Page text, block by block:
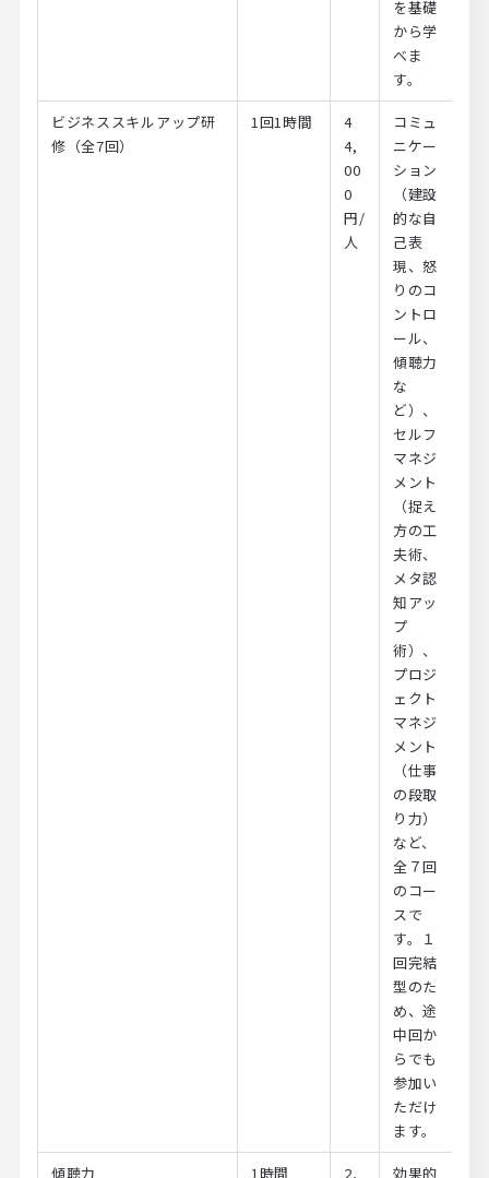
を基礎
から学
べま
す。
ビジネススキルアップ研
修（全7回）
1回1時間
4
4,
00
0
円/
人
コミュ
ニケー
ション
（建設
的な自
己表
現、怒
りのコ
ントロ
ール、
傾聴力
な
ど）、
セルフ
マネジ
メント
（捉え
方の工
夫術、
メタ認
知アッ
プ
術）、
プロジ
ェクト
マネジ
メント
（仕事
の段取
り力）
など、
全７回
のコー
スで
す。１
回完結
型のた
め、途
中回か
らでも
参加い
ただけ
ます。
傾聴力 1時間
2,
効果的